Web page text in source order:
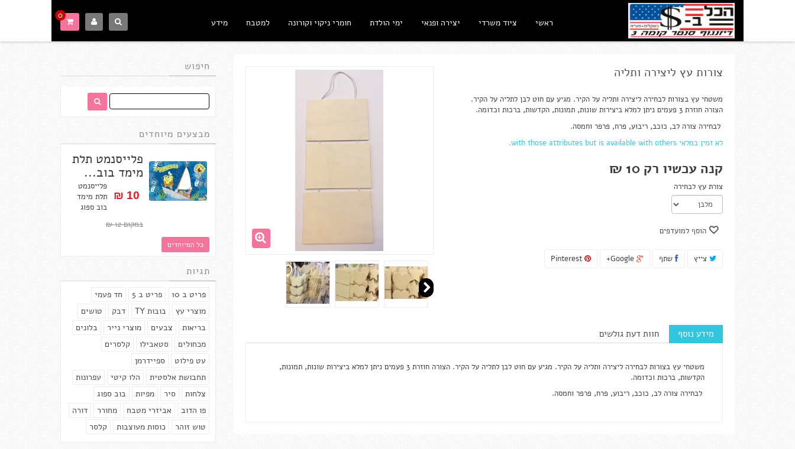
ראשי ציוד משרדי יצירה ופנאי ימי הולדת חומרי ניקוי וקורונה למטבח מידע
0
חיפוש
מבצעים מיוחדים
פלייסנמט תלת
מימד בוב...
10 ₪‎
פלייסנמט
תלת מימד
בוב ספוג
במקום 12 ₪‎
כל המיוחדים
תגיות
פריט ב 10 פריט ב 5
חד פעמי
מוצרי עץ
בובות TY דבק
טושים
בריאות
צבעים מוצרי נייר
בלונים
מכחולים
סטאבילו
קלסרים
עט פילוט
ספיידרמן
תחבושת אלסטית
הלו קיטי
עפרונות
צלחות
סיר מפיות
בוב ספוג
פו הדוב
אביזרי מטבח מחורר
דורה
טוש זוהר
כוסות מעוצבות קלסר
צורות עץ ליצירה ותליה
משטחי עץ בצורות לבחירה ליצירה ותליה על הקיר. מגיע עם חוט לבן לתליה על הקיר.
הצורה חוזרת 3 פעמים ניתן למלא ביצירות שונות, תמונות, הקדשות, ברכות וכדומה.
לבחירה צורה לב, כוכב, ריבוע, פרח, פרפר וחמסה.
לא זמין במלאי with those attributes but is available with others.
קנה עכשיו רק 10 ₪‎
צורת עץ לבחירה
הוסף למועדפים
צייץ שתף Google+
Pinterest
מידע נוסף חוות דעת גולשים
משטחי עץ בצורות לבחירה ליצירה ותליה על הקיר. מגיע עם חוט לבן לתליה על הקיר. הצורה חוזרת 3 פעמים ניתן למלא ביצירות שונות, תמונות,
הקדשות, ברכות וכדומה.
לבחירה צורה לב, כוכב, ריבוע, פרח, פרפר וחמסה.